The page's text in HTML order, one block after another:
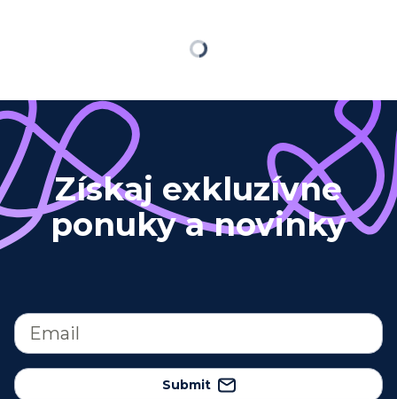
Loading
Získaj exkluzívne
ponuky a novinky
Submit